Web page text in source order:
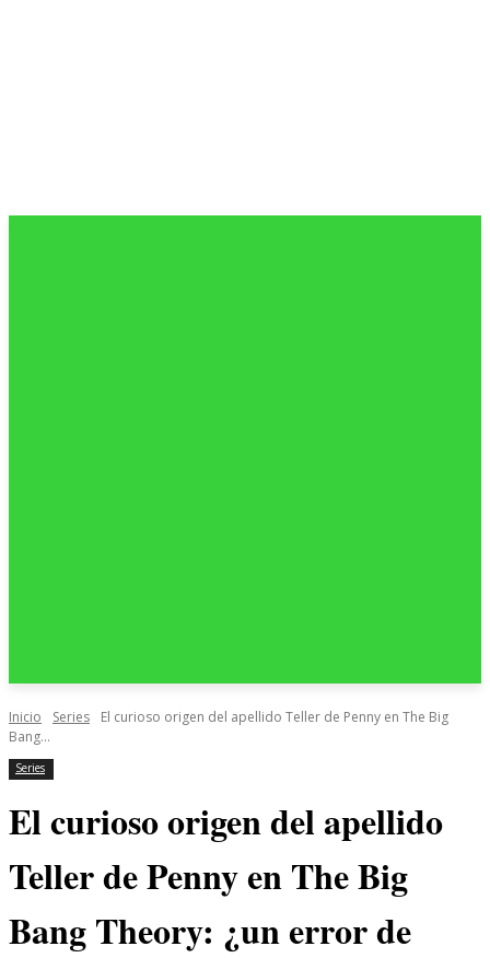
Inicio Series
El curioso origen del apellido Teller de Penny en The Big
Bang...
Series
El curioso origen del apellido
Teller de Penny en The Big
Bang Theory: ¿un error de